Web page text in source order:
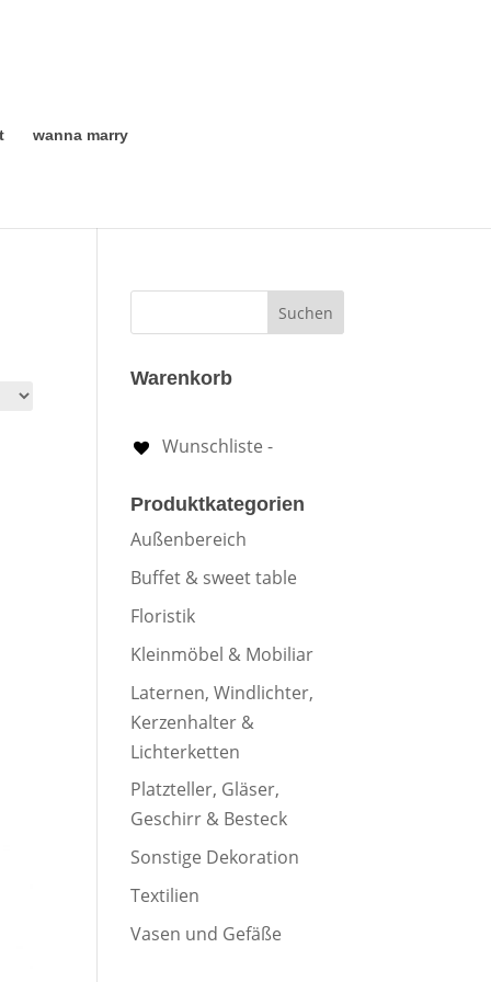
wanna marry
Warenkorb
Wunschliste -
Produktkategorien
Außenbereich
Buffet & sweet table
Floristik
Kleinmöbel & Mobiliar
Laternen, Windlichter,
Kerzenhalter &
Lichterketten
Platzteller, Gläser,
Geschirr & Besteck
Sonstige Dekoration
Textilien
Vasen und Gefäße